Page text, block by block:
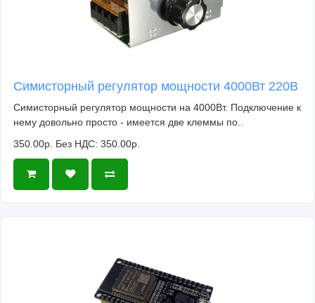
Симисторный регулятор мощности 4000Вт 220В
Симисторный регулятор мощности на 4000Вт. Подключение к
нему довольно просто - имеется две клеммы по..
350.00р. Без НДС: 350.00р.